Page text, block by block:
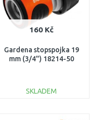
160 Kč
Gardena stopspojka 19
mm (3/4") 18214-50
SKLADEM